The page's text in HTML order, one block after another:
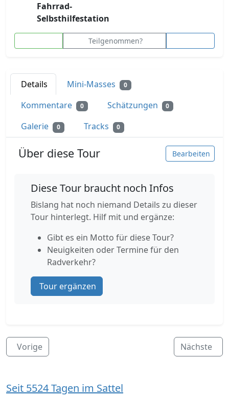
Fahrrad-
Selbsthilfestation
Teilgenommen?
Details Mini-Masses 0
Kommentare 0 Schätzungen 0
Galerie 0 Tracks 0
Über diese Tour Bearbeiten
Diese Tour braucht noch Infos
Bislang hat noch niemand Details zu dieser
Tour hinterlegt. Hilf mit und ergänze:
Gibt es ein Motto für diese Tour?
Neuigkeiten oder Termine für den
Radverkehr?
Tour ergänzen
Vorige Nächste
Seit 5524 Tagen im Sattel